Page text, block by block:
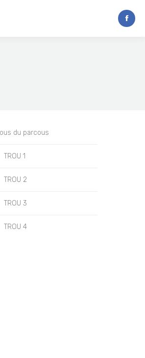
du parcous
TROU 1
TROU 2
TROU 3
TROU 4